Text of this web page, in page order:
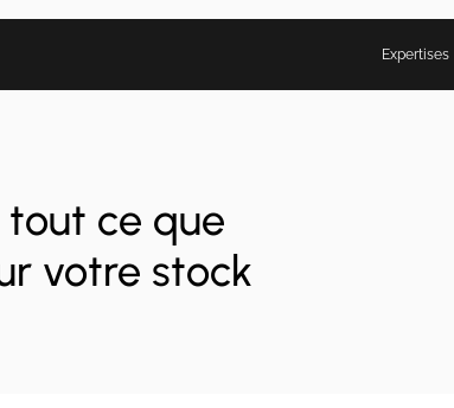
Expertises
ce que
votre stock